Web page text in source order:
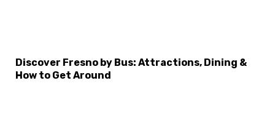
Discover Fresno by Bus: Attractions, Dining &
How to Get Around